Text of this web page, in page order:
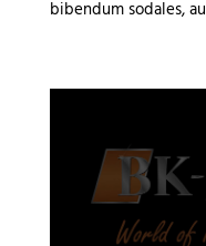
bibendum sodales,